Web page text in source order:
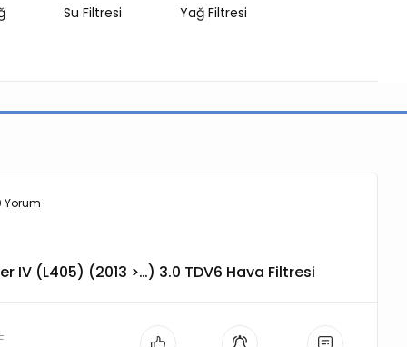
Su Filtresi Yağ Filtresi
Yorum
IV (L405) (2013 >…) 3.0 TDV6 Hava Filtresi